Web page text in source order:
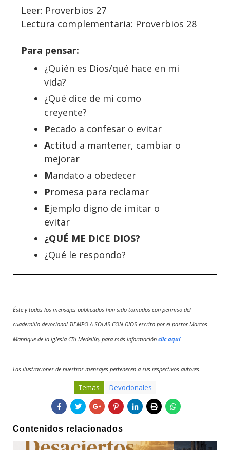
Leer: Proverbios 27
Lectura complementaria: Proverbios 28
Para pensar:
¿Quién es Dios/qué hace en mi
vida?
¿Qué dice de mi como
creyente?
Pecado a confesar o evitar
Actitud a mantener, cambiar o
mejorar
Mandato a obedecer
Promesa para reclamar
Ejemplo digno de imitar o
evitar
¿QUÉ ME DICE DIOS?
¿Qué le respondo?
Éste y todos los mensajes publicados han sido tomados con permiso del
cuadernillo devocional TIEMPO A SOLAS CON DIOS escrito por el pastor Marcos
Manrique de la iglesia CBI Medellín, para más información clic aquí
Las ilustraciones de nuestros mensajes pertenecen a sus respectivos autores.
Temas Devocionales
Contenidos relacionados